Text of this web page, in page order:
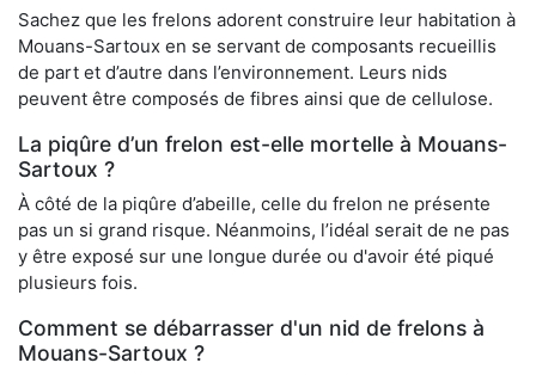
Sachez que les frelons adorent construire leur habitation à
Mouans-Sartoux en se servant de composants recueillis
de part et d’autre dans l’environnement. Leurs nids
peuvent être composés de fibres ainsi que de cellulose.
La piqûre d’un frelon est-elle mortelle à Mouans-
Sartoux ?
À côté de la piqûre d’abeille, celle du frelon ne présente
pas un si grand risque. Néanmoins, l’idéal serait de ne pas
y être exposé sur une longue durée ou d'avoir été piqué
plusieurs fois.
Comment se débarrasser d'un nid de frelons à
Mouans-Sartoux ?